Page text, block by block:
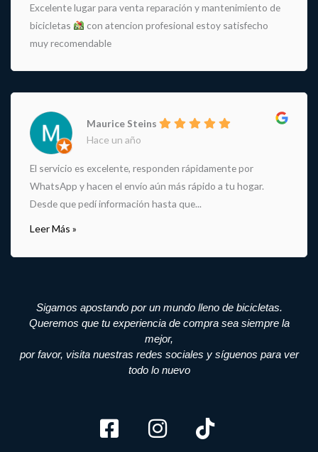
Excelente lugar para venta reparación y mantenimiento de
bicicletas
con atencion profesional estoy satisfecho
muy recomendable
Maurice Steins
Hace un año
El servicio es excelente, responden rápidamente por
WhatsApp y hacen el envío aún más rápido a tu hogar.
Desde que pedí información hasta que...
Leer Más »
Sigamos apostando por un mundo lleno de bicicletas.
Queremos que tu experiencia de compra sea siempre la
mejor,
por favor, visita nuestras redes sociales y síguenos para ver
todo lo nuevo